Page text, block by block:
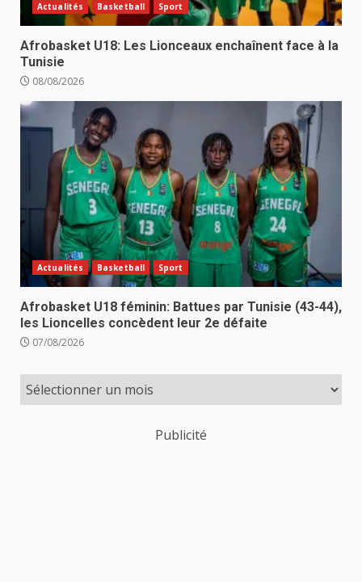
Actualités Basketball Sport
Afrobasket U18: Les Lionceaux enchaînent face à la
Tunisie
08/08/2026
Actualités Basketball Sport
Afrobasket U18 féminin: Battues par Tunisie (43-44),
les Lioncelles concèdent leur 2e défaite
07/08/2026
Publicité